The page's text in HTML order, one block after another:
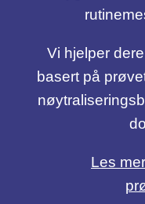
Vi hjelper
basert på
Les